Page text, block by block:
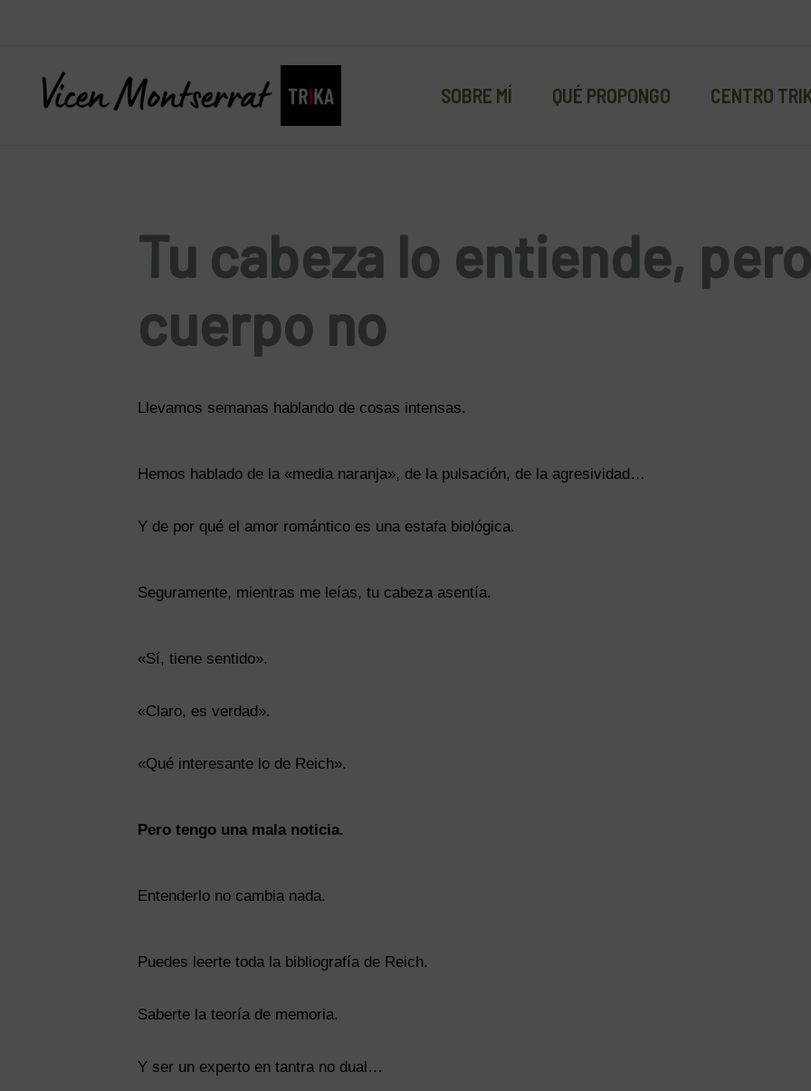
SOBRE MÍ QUÉ PROPONGO CENTRO
Tu cabeza lo entiende,
cuerpo no
Llevamos semanas hablando de cosas intensas.
Hemos hablado de la «media naranja», de la pulsación, de la agresividad…
Y de por qué el amor romántico es una estafa biológica.
Seguramente, mientras me leías, tu cabeza asentía.
«Sí, tiene sentido».
«Claro, es verdad».
«Qué interesante lo de Reich».
Pero tengo una mala noticia.
Entenderlo no cambia nada.
Puedes leerte toda la bibliografía de Reich.
Saberte la teoría de memoria.
Y ser un experto en tantra no dual…